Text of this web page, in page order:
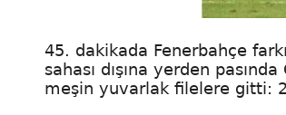
45. dakikada Fenerbahçe
sahası dışına yerden
meşin yuvarlak filelere gitti: